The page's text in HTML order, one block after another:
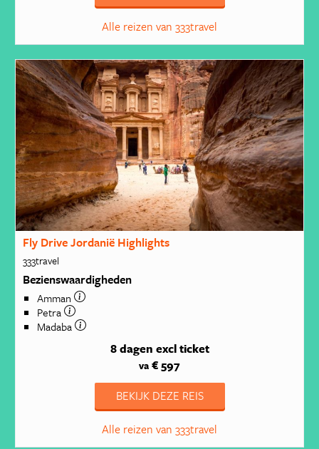
Alle reizen van 333travel
Fly Drive Jordanië Highlights
333travel
Bezienswaardigheden
Amman
Petra
Madaba
8 dagen excl ticket
va € 597
BEKIJK DEZE REIS
Alle reizen van 333travel